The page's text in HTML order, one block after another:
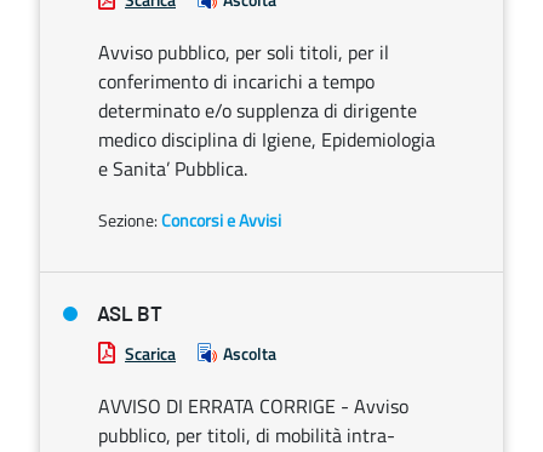
Avviso pubblico, per soli titoli, per il
conferimento di incarichi a tempo
determinato e/o supplenza di dirigente
medico disciplina di Igiene, Epidemiologia
e Sanita’ Pubblica.
Sezione:Concorsi e Avvisi
ASL BT
Scarica Ascolta
AVVISO DI ERRATA CORRIGE - Avviso
pubblico, per titoli, di mobilità intra-